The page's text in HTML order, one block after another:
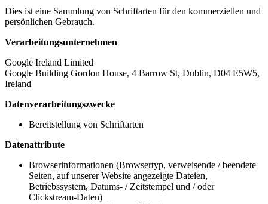
Dies ist eine Sammlung von Schriftarten für den kommerziellen und
persönlichen Gebrauch.
Verarbeitungsunternehmen
Google Ireland Limited
Google Building Gordon House, 4 Barrow St, Dublin, D04 E5W5,
Ireland
Datenverarbeitungszwecke
Bereitstellung von Schriftarten
Datenattribute
Browserinformationen (Browsertyp, verweisende / beendete
Seiten, auf unserer Website angezeigte Dateien,
Betriebssystem, Datums- / Zeitstempel und / oder
Clickstream-Daten)